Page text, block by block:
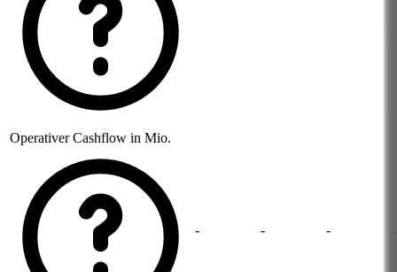
Operativer Cashflow in Mio.
- - -